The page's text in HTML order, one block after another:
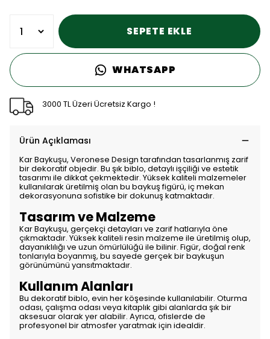
SEPETE EKLE
WHATSAPP
3000 TL Üzeri Ücretsiz Kargo !
Ürün Açıklaması
Kar Baykuşu, Veronese Design tarafından tasarlanmış zarif
bir dekoratif objedir. Bu şık biblo, detaylı işçiliği ve estetik
tasarımı ile dikkat çekmektedir. Yüksek kaliteli malzemeler
kullanılarak üretilmiş olan bu baykuş figürü, iç mekan
dekorasyonuna sofistike bir dokunuş katmaktadır.
Tasarım ve Malzeme
Kar Baykuşu, gerçekçi detayları ve zarif hatlarıyla öne
çıkmaktadır. Yüksek kaliteli resin malzeme ile üretilmiş olup,
dayanıklılığı ve uzun ömürlülüğü ile bilinir. Figür, doğal renk
tonlarıyla boyanmış, bu sayede gerçek bir baykuşun
görünümünü yansıtmaktadır.
Kullanım Alanları
Bu dekoratif biblo, evin her köşesinde kullanılabilir. Oturma
odası, çalışma odası veya kitaplık gibi alanlarda şık bir
aksesuar olarak yer alabilir. Ayrıca, ofislerde de
profesyonel bir atmosfer yaratmak için idealdir.